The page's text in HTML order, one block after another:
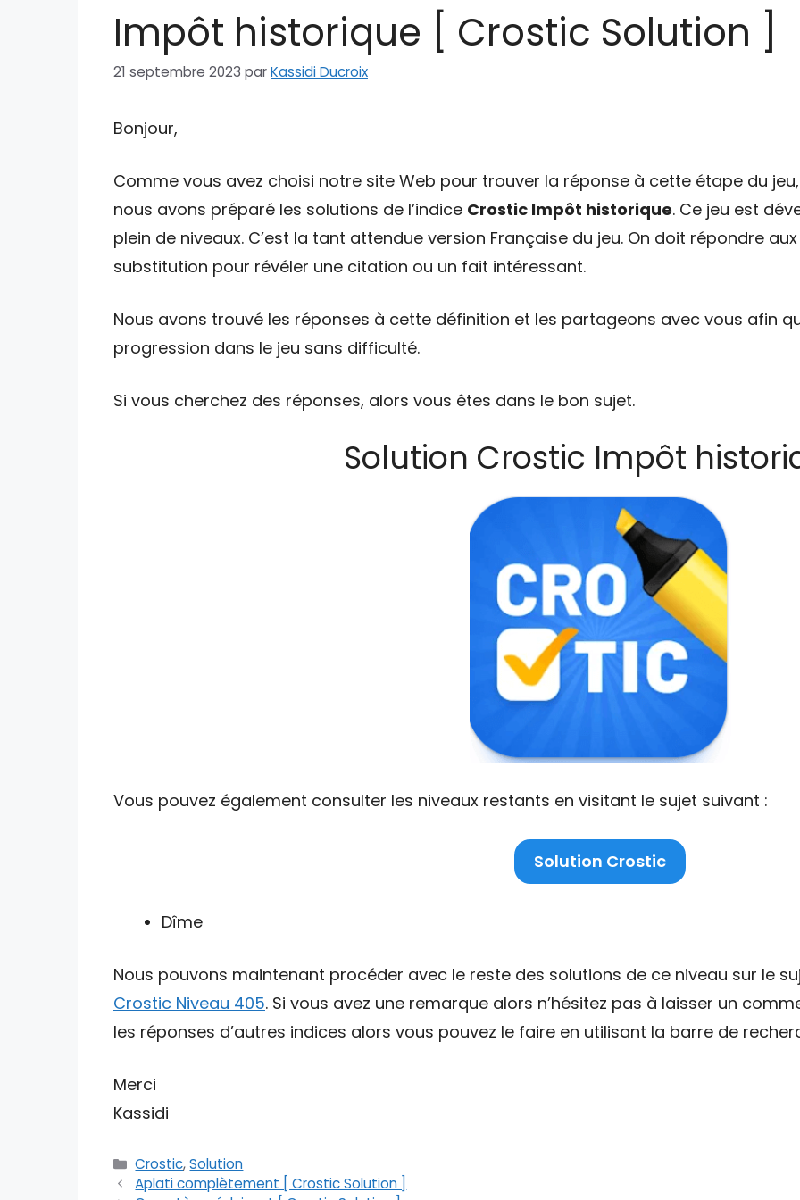
Impôt historique [ Crostic Solution ]
21 septembre 2023 parKassidi Ducroix
Bonjour,
Comme vous avez choisi notre site Web pour trouver la réponse à cette étape du
nous avons préparé les solutions de l’indice Crostic Impôt historique. Ce jeu est
plein de niveaux. C’est la tant attendue version Française du jeu. On doit répondre
substitution pour révéler une citation ou un fait intéressant.
Nous avons trouvé les réponses à cette définition et les partageons avec vous afin
progression dans le jeu sans difficulté.
Si vous cherchez des réponses, alors vous êtes dans le bon sujet.
Solution Crostic Impôt
Vous pouvez également consulter les niveaux restants en visitant le sujet suivant :
Solution Crostic
Dîme
Nous pouvons maintenant procéder avec le reste des solutions de ce niveau sur le
Crostic Niveau 405. Si vous avez une remarque alors n’hésitez pas à laisser un
les réponses d’autres indices alors vous pouvez le faire en utilisant la barre de
Merci
Kassidi
Catégories
Crostic,Solution
Aplati complètement [ Crostic Solution ]